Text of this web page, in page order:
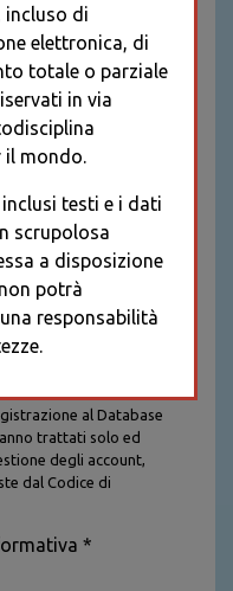
al Database
trattati solo ed
degli account,
dal Codice di
richieste dalla legge e
caso per caso
*
di
elettronica, di
totale o parziale
in via
il mondo.
testi e i dati
scrupolosa
a disposizione
potrà
responsabilità